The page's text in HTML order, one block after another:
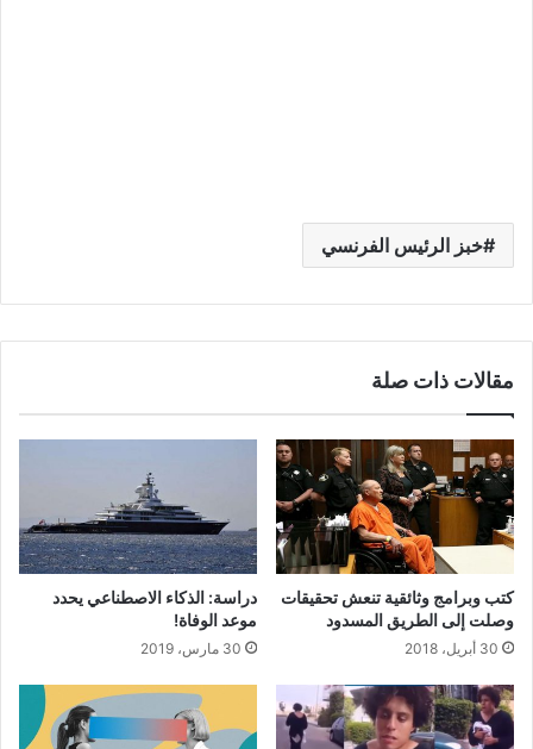
خبز الرئيس الفرنسي
مقالات ذات صلة
كتب وبرامج وثائقية تنعش تحقيقات
وصلت إلى الطريق المسدود
30 أبريل، 2018
دراسة: الذكاء الاصطناعي يحدد
موعد الوفاة!
30 مارس، 2019